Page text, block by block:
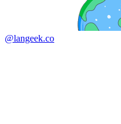
@langeek.co